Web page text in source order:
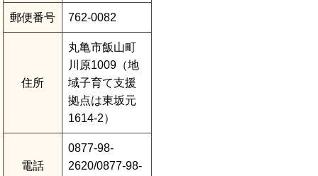
郵便番号 762-0082
住所
丸亀市飯山町
川原1009（地
域子育て支援
拠点は東坂元
1614-2）
電話
0877-98-
2620/0877-98-